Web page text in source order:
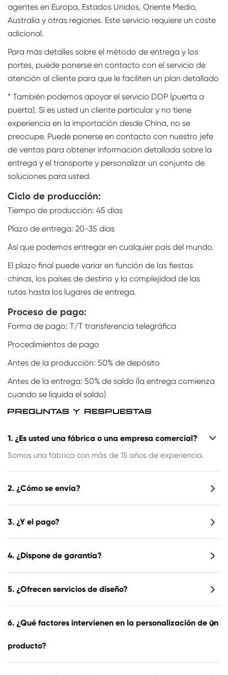
agentes en Europa, Estados Unidos, Oriente Medio,
Australia y otras regiones. Este servicio requiere un coste
adicional.
Para más detalles sobre el método de entrega y los
portes, puede ponerse en contacto con el servicio de
atención al cliente para que le faciliten un plan detallado
* También podemos apoyar el servicio DDP (puerta a
puerta). Si es usted un cliente particular y no tiene
experiencia en la importación desde China, no se
preocupe. Puede ponerse en contacto con nuestro jefe
de ventas para obtener información detallada sobre la
entrega y el transporte y personalizar un conjunto de
soluciones para usted.
Ciclo de producción:
Tiempo de producción: 45 días
Plazo de entrega: 20-35 días
Así que podemos entregar en cualquier país del mundo.
El plazo final puede variar en función de las fiestas
chinas, los países de destino y la complejidad de las
rutas hasta los lugares de entrega.
Proceso de pago:
Forma de pago: T/T transferencia telegráfica
Procedimientos de pago
Antes de la producción: 50% de depósito
Antes de la entrega: 50% de saldo (la entrega comienza
cuando se liquida el saldo)
PREGUNTAS Y RESPUESTAS
1. ¿Es usted una fábrica o una empresa comercial?
Somos una fábrica con más de 15 años de experiencia.
2. ¿Cómo se envía?
3. ¿Y el pago?
4. ¿Dispone de garantía?
5. ¿Ofrecen servicios de diseño?
6. ¿Qué factores intervienen en la personalización de un
producto?